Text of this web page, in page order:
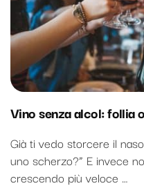
Vino senza alcol: follia
Già ti vedo storcere il
uno scherzo?” E invece
crescendo più veloce …